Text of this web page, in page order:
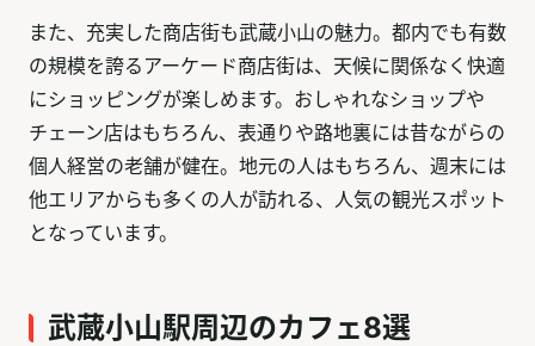
また、充実した商店街も武蔵小山の魅力。都内でも有数
の規模を誇るアーケード商店街は、天候に関係なく快適
にショッピングが楽しめます。おしゃれなショップや
チェーン店はもちろん、表通りや路地裏には昔ながらの
個人経営の老舗が健在。地元の人はもちろん、週末には
他エリアからも多くの人が訪れる、人気の観光スポット
となっています。
武蔵小山駅周辺のカフェ8選